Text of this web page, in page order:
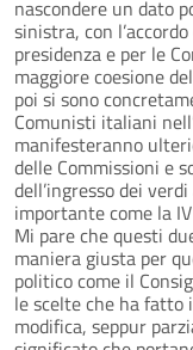
nascondere un dato
sinistra, con
presidenza e per le
maggiore coesione
poi si sono
Comunisti italiani
manifesteranno
delle Commissioni e
dell’ingresso dei
importante come la
Mi pare che questi
maniera giusta per
politico come il
le scelte che ha fatto
modifica, seppur